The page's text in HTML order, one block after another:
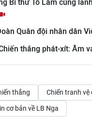
Bí thư Tô Lâm cùng
Quân đội nhân dân
thắng phát-xít: Âm
thắng Chiến tranh vệ
cơ bản về LB Nga